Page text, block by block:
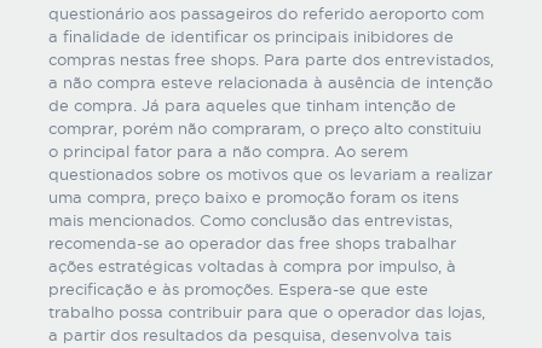
questionário aos passageiros do referido aeroporto com
a finalidade de identificar os principais inibidores de
compras nestas free shops. Para parte dos entrevistados,
a não compra esteve relacionada à ausência de intenção
de compra. Já para aqueles que tinham intenção de
comprar, porém não compraram, o preço alto constituiu
o principal fator para a não compra. Ao serem
questionados sobre os motivos que os levariam a realizar
uma compra, preço baixo e promoção foram os itens
mais mencionados. Como conclusão das entrevistas,
recomenda-se ao operador das free shops trabalhar
ações estratégicas voltadas à compra por impulso, à
precificação e às promoções. Espera-se que este
trabalho possa contribuir para que o operador das lojas,
a partir dos resultados da pesquisa, desenvolva tais